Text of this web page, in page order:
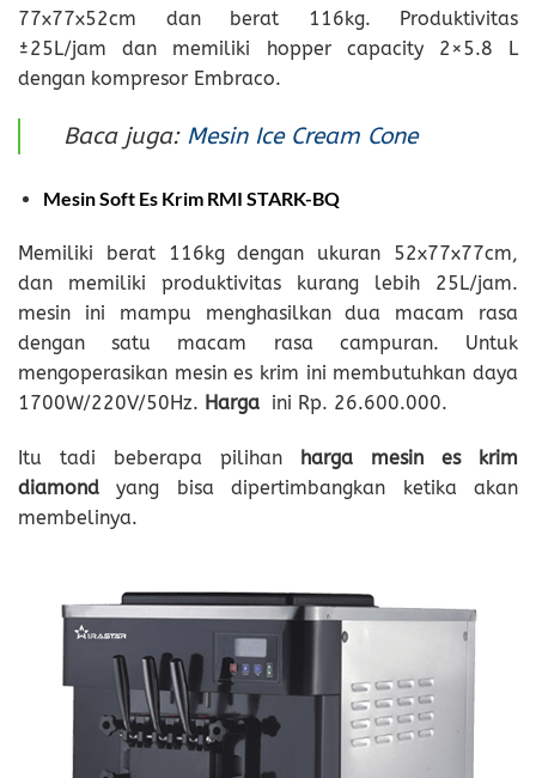
77x77x52cm dan berat 116kg. Produktivitas
±25L/jam dan memiliki hopper capacity 2×5.8 L
dengan kompresor Embraco.
Baca juga: Mesin Ice Cream Cone
Mesin Soft Es Krim RMI STARK-BQ
Memiliki berat 116kg dengan ukuran 52x77x77cm,
dan memiliki produktivitas kurang lebih 25L/jam.
mesin ini mampu menghasilkan dua macam rasa
dengan satu macam rasa campuran. Untuk
mengoperasikan mesin es krim ini membutuhkan daya
1700W/220V/50Hz. Harga ini Rp. 26.600.000.
Itu tadi beberapa pilihan harga mesin es krim
diamond yang bisa dipertimbangkan ketika akan
membelinya.